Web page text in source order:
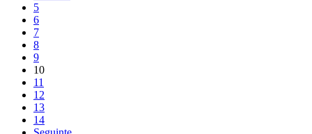
5
6
7
8
9
10
11
12
13
14